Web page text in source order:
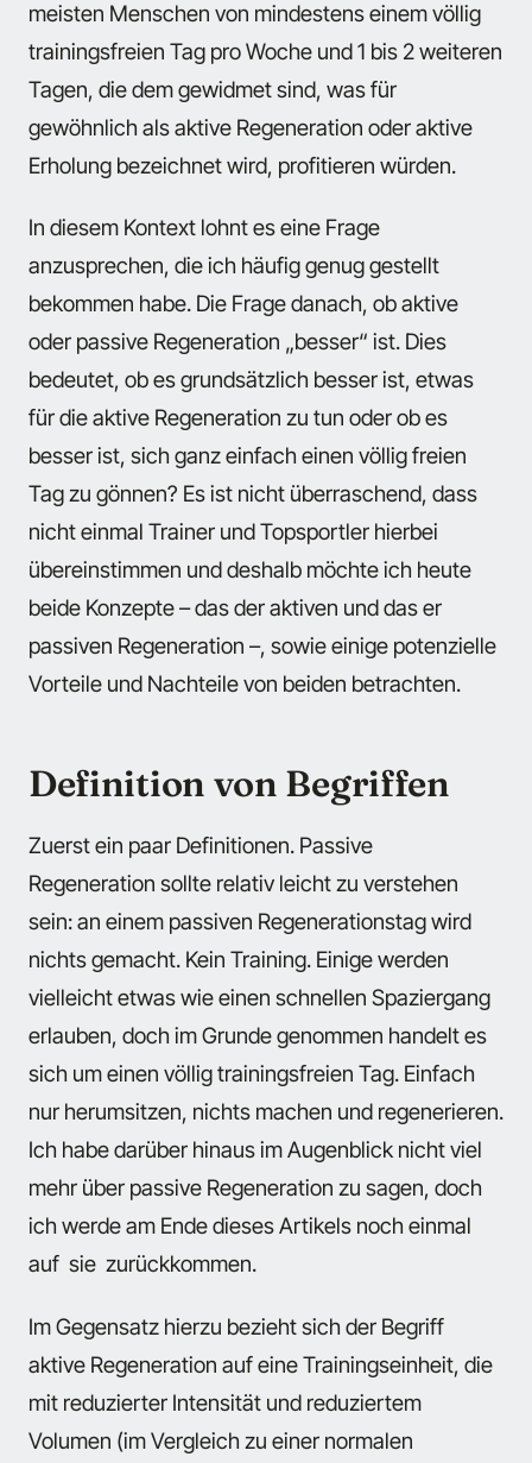
meisten Menschen von mindestens einem völlig
trainingsfreien Tag pro Woche und 1 bis 2 weiteren
Tagen, die dem gewidmet sind, was für
gewöhnlich als aktive Regeneration oder aktive
Erholung bezeichnet wird, profitieren würden.
In diesem Kontext lohnt es eine Frage
anzusprechen, die ich häufig genug gestellt
bekommen habe. Die Frage danach, ob aktive
oder passive Regeneration „besser“ ist. Dies
bedeutet, ob es grundsätzlich besser ist, etwas
für die aktive Regeneration zu tun oder ob es
besser ist, sich ganz einfach einen völlig freien
Tag zu gönnen? Es ist nicht überraschend, dass
nicht einmal Trainer und Topsportler hierbei
übereinstimmen und deshalb möchte ich heute
beide Konzepte – das der aktiven und das er
passiven Regeneration –, sowie einige potenzielle
Vorteile und Nachteile von beiden betrachten.
Definition von Begriffen
Zuerst ein paar Definitionen. Passive
Regeneration sollte relativ leicht zu verstehen
sein: an einem passiven Regenerationstag wird
nichts gemacht. Kein Training. Einige werden
vielleicht etwas wie einen schnellen Spaziergang
erlauben, doch im Grunde genommen handelt es
sich um einen völlig trainingsfreien Tag. Einfach
nur herumsitzen, nichts machen und regenerieren.
Ich habe darüber hinaus im Augenblick nicht viel
mehr über passive Regeneration zu sagen, doch
ich werde am Ende dieses Artikels noch einmal
auf sie zurückkommen.
Im Gegensatz hierzu bezieht sich der Begriff
aktive Regeneration auf eine Trainingseinheit, die
mit reduzierter Intensität und reduziertem
Volumen (im Vergleich zu einer normalen